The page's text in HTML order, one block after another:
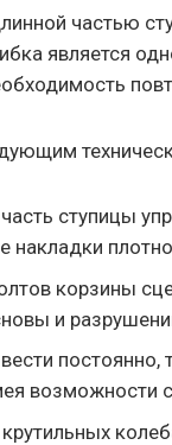
частью
является
ступицы
корзины
и
возможности